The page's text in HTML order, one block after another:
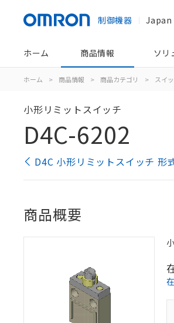
制御機器 Japan
ホーム 商品情報 ソリ
ホーム > 商品情報 > 商品カテゴリ > スイ
小形リミットスイッチ
D4C-6202
D4C 小形リミットスイッチ 形
商品概要